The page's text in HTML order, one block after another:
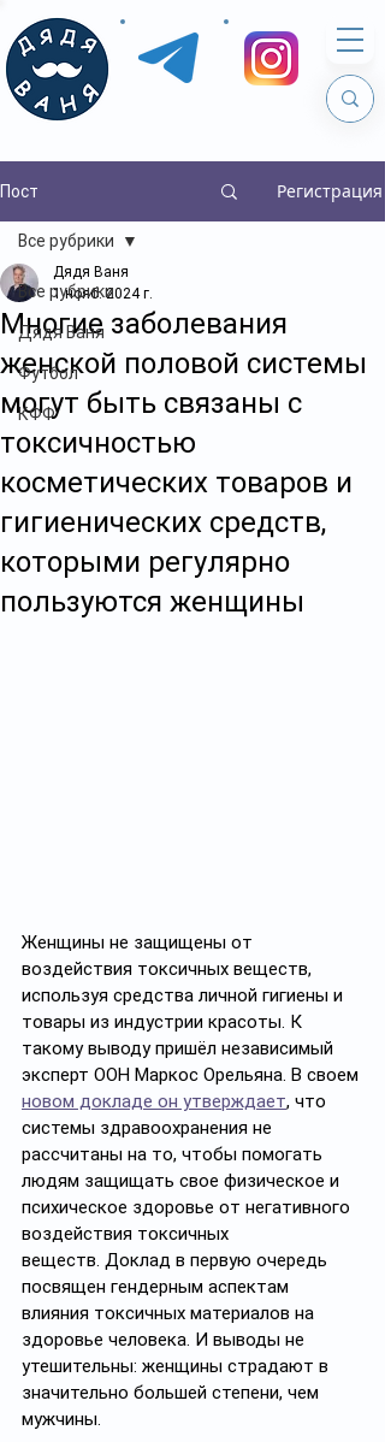
Пост Регистрация
Все рубрики
Дядя Ваня
Футбол
КФФ
Все рубрики
Многие заболевания
женской половой системы
могут быть связаны с
токсичностью
косметических товаров и
гигиенических средств,
которыми регулярно
пользуются женщины
Дядя Ваня
1 нояб. 2024 г.
Женщины не защищены от
воздействия токсичных веществ,
используя средства личной гигиены и
товары из индустрии красоты. К
такому выводу пришёл независимый
эксперт ООН Маркос Орельяна. В своем
новом докладе он утверждает, что
системы здравоохранения не
рассчитаны на то, чтобы помогать
людям защищать свое физическое и
психическое здоровье от негативного
воздействия токсичных
веществ. Доклад в первую очередь
посвящен гендерным аспектам
влияния токсичных материалов на
здоровье человека. И выводы не
утешительны: женщины страдают в
значительно большей степени, чем
мужчины.